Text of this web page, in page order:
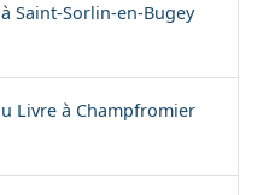
Saint-Sorlin-en-Bugey
Livre à Champfromier